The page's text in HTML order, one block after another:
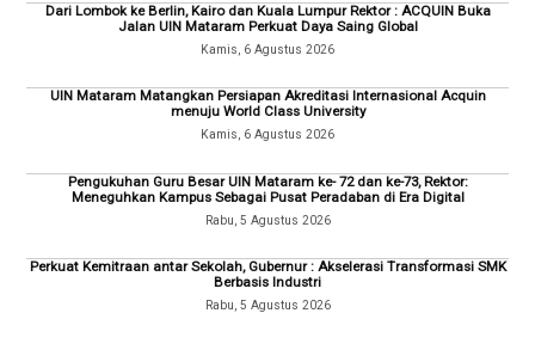
Dari Lombok ke Berlin, Kairo dan Kuala Lumpur Rektor : ACQUIN Buka
Jalan UIN Mataram Perkuat Daya Saing Global
Kamis, 6 Agustus 2026
UIN Mataram Matangkan Persiapan Akreditasi Internasional Acquin
menuju World Class University
Kamis, 6 Agustus 2026
Pengukuhan Guru Besar UIN Mataram ke- 72 dan ke-73, Rektor:
Meneguhkan Kampus Sebagai Pusat Peradaban di Era Digital
Rabu, 5 Agustus 2026
Perkuat Kemitraan antar Sekolah, Gubernur : Akselerasi Transformasi SMK
Berbasis Industri
Rabu, 5 Agustus 2026